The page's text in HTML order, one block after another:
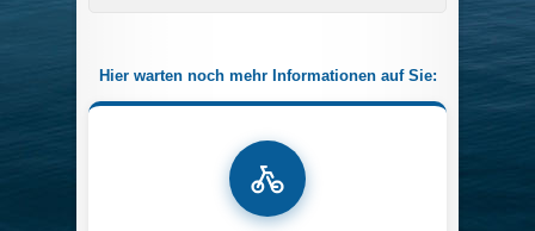
Hier warten noch mehr Informationen auf Sie: